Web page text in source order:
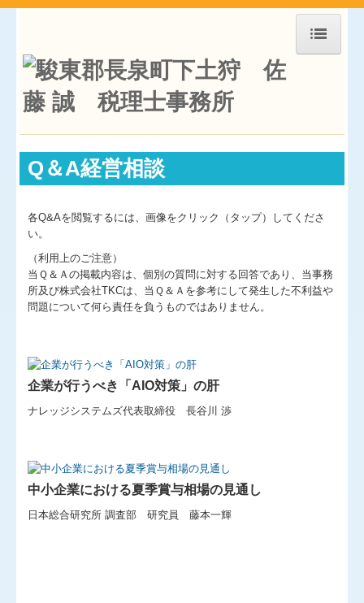
ホーム
お知らせ
事務所紹介
経営理念
業務案内
経営革新等支援機関とは
経営者お役立ち情報
補助金・助成金・融資情報
経営改善オンデマンド講座
所得税確定申告
セミナー案内
Q＆A経営相談
各Q&Aを閲覧するには、画像をクリック（タップ）してくださ
い。
（利用上のご注意）
当Ｑ＆Ａの掲載内容は、個別の質問に対する回答であり、当事務
所及び株式会社TKCは、当Ｑ＆Ａを参考にして発生した不利益や
問題について何ら責任を負うものではありません。
企業が行うべき「AIO対策」の肝
ナレッジシステムズ代表取締役 長谷川 渉
中小企業における夏季賞与相場の見通し
日本総合研究所 調査部 研究員 藤本一輝